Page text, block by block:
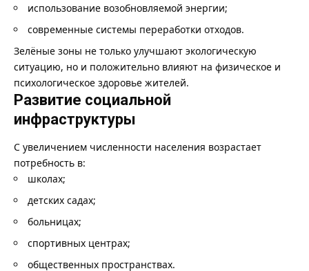
использование возобновляемой энергии;
современные системы переработки отходов.
Зелёные зоны не только улучшают экологическую
ситуацию, но и положительно влияют на физическое и
психологическое здоровье жителей.
Развитие социальной
инфраструктуры
С увеличением численности населения возрастает
потребность в:
школах;
детских садах;
больницах;
спортивных центрах;
общественных пространствах.